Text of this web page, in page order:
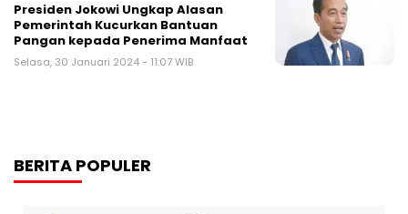
Presiden Jokowi Ungkap Alasan
Pemerintah Kucurkan Bantuan
Pangan kepada Penerima Manfaat
Selasa, 30 Januari 2024 - 11:07 WIB
BERITA POPULER